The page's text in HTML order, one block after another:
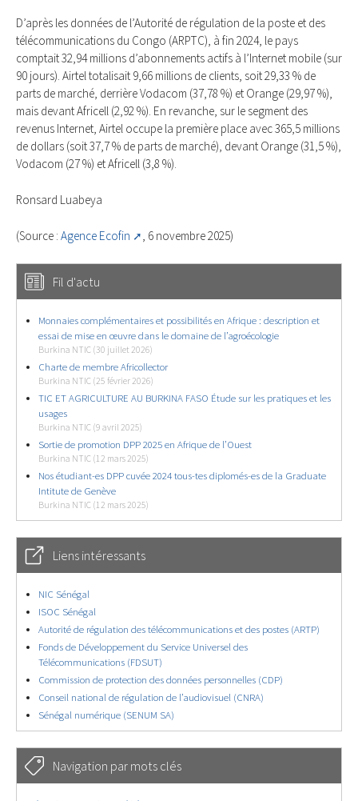
D’après les données de l’Autorité de régulation de la poste et des
télécommunications du Congo (ARPTC), à fin 2024, le pays
comptait 32,94 millions d’abonnements actifs à l’Internet mobile (sur
90 jours). Airtel totalisait 9,66 millions de clients, soit 29,33 % de
parts de marché, derrière Vodacom (37,78 %) et Orange (29,97 %),
mais devant Africell (2,92 %). En revanche, sur le segment des
revenus Internet, Airtel occupe la première place avec 365,5 millions
de dollars (soit 37,7 % de parts de marché), devant Orange (31,5 %),
Vodacom (27 %) et Africell (3,8 %).
Ronsard Luabeya
(Source : Agence Ecofin , 6 novembre 2025)
Fil d'actu
Monnaies complémentaires et possibilités en Afrique : description et
essai de mise en œuvre dans le domaine de l’agroécologie
Burkina NTIC (30 juillet 2026)
Charte de membre Africollector
Burkina NTIC (25 février 2026)
TIC ET AGRICULTURE AU BURKINA FASO Étude sur les pratiques et les
usages
Burkina NTIC (9 avril 2025)
Sortie de promotion DPP 2025 en Afrique de l’Ouest
Burkina NTIC (12 mars 2025)
Nos étudiant-es DPP cuvée 2024 tous-tes diplomés-es de la Graduate
Intitute de Genève
Burkina NTIC (12 mars 2025)
Liens intéressants
NIC Sénégal
ISOC Sénégal
Autorité de régulation des télécommunications et des postes (ARTP)
Fonds de Développement du Service Universel des
Télécommunications (FDSUT)
Commission de protection des données personnelles (CDP)
Conseil national de régulation de l’audiovisuel (CNRA)
Sénégal numérique (SENUM SA)
Navigation par mots clés